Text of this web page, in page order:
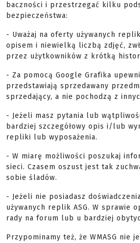
baczności i przestrzegać kilku
bezpieczeństwa:
- Uważaj na oferty używanych
opisem i niewielką liczbą zdjęć,
przez użytkowników z krótką
- Za pomocą Google Grafika
przedstawiają sprzedawany
sprzedający, a nie pochodzą z
- Jeżeli masz pytania lub
bardziej szczegółowy opis i/lub
repliki lub wyposażenia.
- W miarę możliwości poszukaj
sieci. Czasem oszust jest tak
sobie śladów.
- Jeżeli nie posiadasz
używanych replik ASG. W sprawie
rady na forum lub u bardziej
Przypominamy też, że WMASG nie